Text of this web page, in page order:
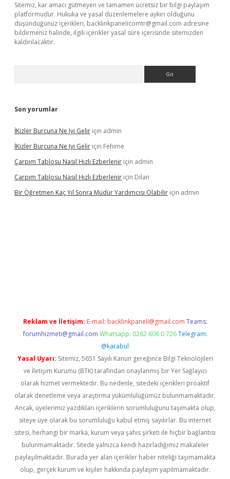
Sitemiz, kar amacı gütmeyen ve tamamen ücretsiz bir bilgi paylaşım
platformudur. Hukuka ve yasal düzenlemelere aykırı olduğunu
düşündüğünüz içerikleri, backlinkpanelicomtr@gmail.com adresine
bildirmeniz halinde, ilgili içerikler yasal süre içerisinde sitemizden
kaldırılacaktır.
Son yorumlar
İKizler Burcuna Ne Iyi Gelir için admin
İKizler Burcuna Ne Iyi Gelir için Fehime
Çarpım Tablosu Nasıl Hızlı Ezberlenir için admin
Çarpım Tablosu Nasıl Hızlı Ezberlenir için Dilan
Bir Öğretmen Kaç Yıl Sonra Müdür Yardımcısı Olabilir için admin
Reklam ve İletişim: E-mail: backlinkpaneli@gmail.com Teams:
forumhizmeti@gmail.com Whatsapp: 0262 606 0 726 Telegram:
@karabul
Yasal Uyarı: Sitemiz, 5651 Sayılı Kanun gereğince Bilgi Teknolojileri
ve İletişim Kurumu (BTK) tarafından onaylanmış bir Yer Sağlayıcı
olarak hizmet vermektedir. Bu nedenle, sitedeki içerikleri proaktif
olarak denetleme veya araştırma yükümlülüğümüz bulunmamaktadır.
Ancak, üyelerimiz yazdıkları içeriklerin sorumluluğunu taşımakta olup,
siteye üye olarak bu sorumluluğu kabul etmiş sayılırlar. Bu internet
sitesi, herhangi bir marka, kurum veya şahıs şirketi ile hiçbir bağlantısı
bulunmamaktadır. Sitede yalnızca kendi hazırladığımız makaleler
paylaşılmaktadır. Burada yer alan içerikler haber niteliği taşımamakta
olup, gerçek kurum ve kişiler hakkında paylaşım yapılmamaktadır.